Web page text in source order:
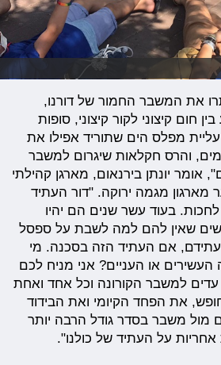
את המשבר החמור של דורנו,
חום קיצוני לקור קיצוני, סופות
מפלס הים שתוריד אפילו את
והרס חקלאות שיגרום למשבר
אומר יונתן בירנאום, מארגן קהילתי
מארגון מגמה ירוקה. "דור העתיד
בעוד עשר שנים הם יהיו
חשים שאין להם למה לשבת על ספסל
עתידם, אם העתיד הזה בסכנה. מי
העשירים או העניים? אני מניח לכם
למשבר הקורונה וכל אחד ואחת
את הפחד הקיומי ואת הבידוד
מול משבר בסדר גודל הרבה יותר
אחריות על העתיד של כולנו".